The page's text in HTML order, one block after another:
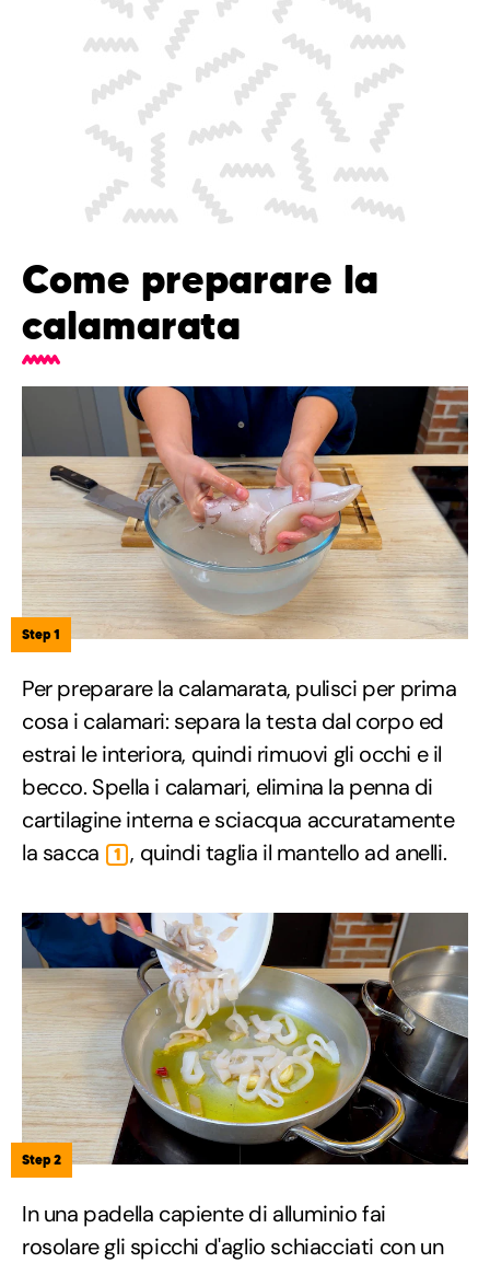
Come preparare la
calamarata
Step 1
Per preparare la calamarata, pulisci per prima
cosa i calamari: separa la testa dal corpo ed
estrai le interiora, quindi rimuovi gli occhi e il
becco. Spella i calamari, elimina la penna di
cartilagine interna e sciacqua accuratamente
la sacca
1 , quindi taglia il mantello ad anelli.
Step 2
In una padella capiente di alluminio fai
rosolare gli spicchi d'aglio schiacciati con un